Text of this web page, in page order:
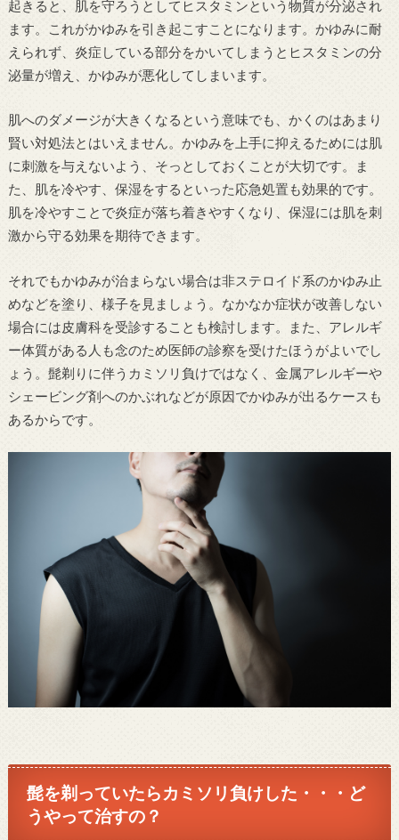
起きると、肌を守ろうとしてヒスタミンという物質が分泌され
ます。これがかゆみを引き起こすことになります。かゆみに耐
えられず、炎症している部分をかいてしまうとヒスタミンの分
泌量が増え、かゆみが悪化してしまいます。
肌へのダメージが大きくなるという意味でも、かくのはあまり
賢い対処法とはいえません。かゆみを上手に抑えるためには肌
に刺激を与えないよう、そっとしておくことが大切です。ま
た、肌を冷やす、保湿をするといった応急処置も効果的です。
肌を冷やすことで炎症が落ち着きやすくなり、保湿には肌を刺
激から守る効果を期待できます。
それでもかゆみが治まらない場合は非ステロイド系のかゆみ止
めなどを塗り、様子を見ましょう。なかなか症状が改善しない
場合には皮膚科を受診することも検討します。また、アレルギ
ー体質がある人も念のため医師の診察を受けたほうがよいでし
ょう。髭剃りに伴うカミソリ負けではなく、金属アレルギーや
シェービング剤へのかぶれなどが原因でかゆみが出るケースも
あるからです。
髭を剃っていたらカミソリ負けした・・・ど
うやって治すの？